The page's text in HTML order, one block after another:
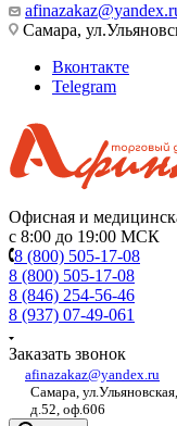
Самара,
Вконтакте
Telegram
Офисная и
с 8:00 до 19:00 МСК
8 (800) 505-17-08
8 (800) 505-17-08
8 (846) 254-56-46
8 (937) 07-49-061
Заказать звонок
afinazakaz@yandex.ru
Самара, ул.Ульяновская,
д.52, оф.606